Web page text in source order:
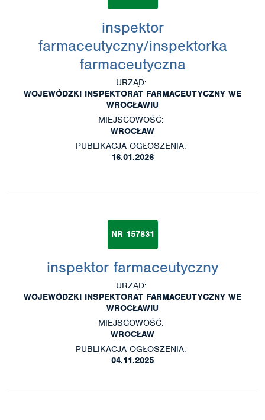
inspektor
farmaceutyczny/inspektorka
farmaceutyczna
URZĄD:
WOJEWÓDZKI INSPEKTORAT FARMACEUTYCZNY WE
WROCŁAWIU
MIEJSCOWOŚĆ:
WROCŁAW
PUBLIKACJA OGŁOSZENIA:
16.01.2026
NR 157831
inspektor farmaceutyczny
URZĄD:
WOJEWÓDZKI INSPEKTORAT FARMACEUTYCZNY WE
WROCŁAWIU
MIEJSCOWOŚĆ:
WROCŁAW
PUBLIKACJA OGŁOSZENIA:
04.11.2025